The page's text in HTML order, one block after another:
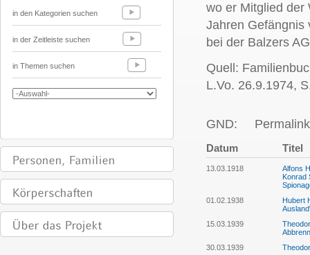
in den Kategorien suchen
in der Zeitleiste suchen
in Themen suchen
wo er Mitglied der
Jahren Gefängnis
bei der Balzers
Quell:
L.Vo. 26.9.1974,
GND:
Datum Titel
13.03.1918
Alfons
Konrad
01.02.1938
Hubert
15.03.1939
30.03.1939